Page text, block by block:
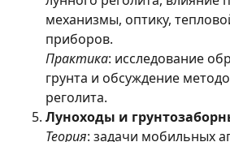
механизмы, оптику,
приборов.
Практика: исследование
грунта и обсуждение
реголита.
Луноходы и
Теория: задачи мобильных